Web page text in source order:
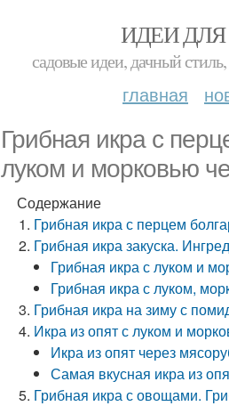
ИДЕИ
садовые идеи, дачный
главная
Грибная икра с
луком и морковью
Содержание
Грибная икра с перцем
Грибная икра закуска.
Грибная икра с луком и
Грибная икра с луком,
Грибная икра на зиму с
Икра из опят с луком и
Икра из опят через
Самая вкусная икра из
Грибная икра с овощами.